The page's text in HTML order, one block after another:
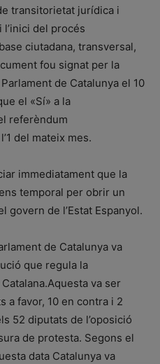
transitorietat jurídica i
del procés
ciutadana, transversal,
fou signat per la
de Catalunya el 10
el «Sí» a la
referèndum
del mateix mes.
immediatament que la
temporal per obrir un
govern de l’Estat Espanyol.
de Catalunya va
que regula la
va ser
a favor, 10 en contra i 2
52 diputats de l’oposició
de protesta. Segons el
data Catalunya va